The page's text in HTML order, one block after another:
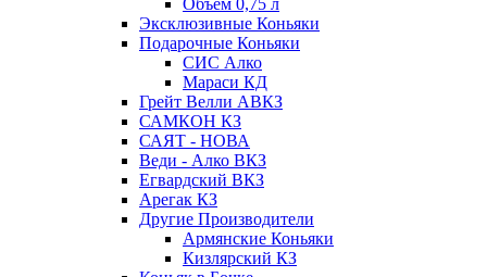
Объем 0,75 л
Эксклюзивные Коньяки
Подарочные Коньяки
СИС Алко
Мараси КД
Грейт Велли АВКЗ
САМКОН КЗ
САЯТ - НОВА
Веди - Алко ВКЗ
Егвардский ВКЗ
Арегак КЗ
Другие Производители
Армянские Коньяки
Кизлярский КЗ